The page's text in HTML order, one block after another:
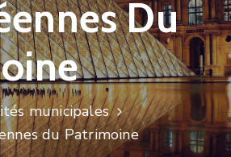
Du
municipales
du Patrimoine